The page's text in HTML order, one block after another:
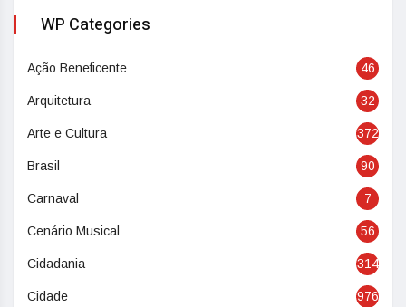
WP Categories
Ação Beneficente 46
Arquitetura 32
Arte e Cultura 372
Brasil 90
Carnaval 7
Cenário Musical 56
Cidadania 314
Cidade 976